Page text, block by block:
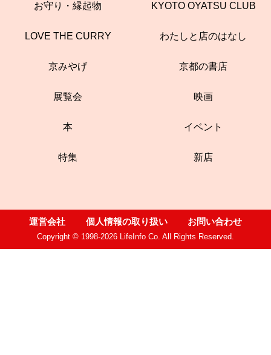
お守り・縁起物 KYOTO OYATSU CLUB
LOVE THE CURRY わたしと店のはなし
京みやげ 京都の書店
展覧会 映画
本 イベント
特集 新店
運営会社 個人情報の取り扱い お問い合わせ
Copyright © 1998-2026 LifeInfo Co. All Rights Reserved.